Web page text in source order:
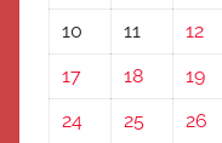
10
11 12
17
18 19
24
25 26